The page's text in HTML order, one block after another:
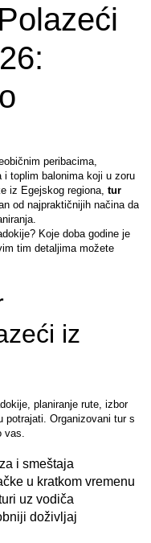
peribacima,
i toplim balonima koji u zoru
iz Egejskog regiona, tur
od najpraktičnijih načina da
Koje doba godine je
tim detaljima možete
iz
planiranje rute, izbor
potrajati. Organizovani tur s
vas.
i smeštaja
u kratkom vremenu
uz vodiča
doživljaj